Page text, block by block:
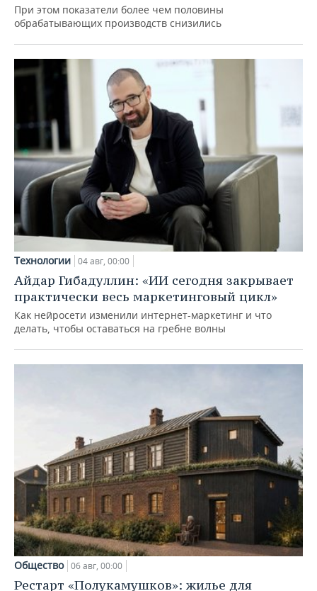
При этом показатели более чем половины
обрабатывающих производств снизились
Технологии 04 авг, 00:00
Айдар Гибадуллин: «ИИ сегодня закрывает
практически весь маркетинговый цикл»
Как нейросети изменили интернет-маркетинг и что
делать, чтобы оставаться на гребне волны
Общество 06 авг, 00:00
Рестарт «Полукамушков»: жилье для